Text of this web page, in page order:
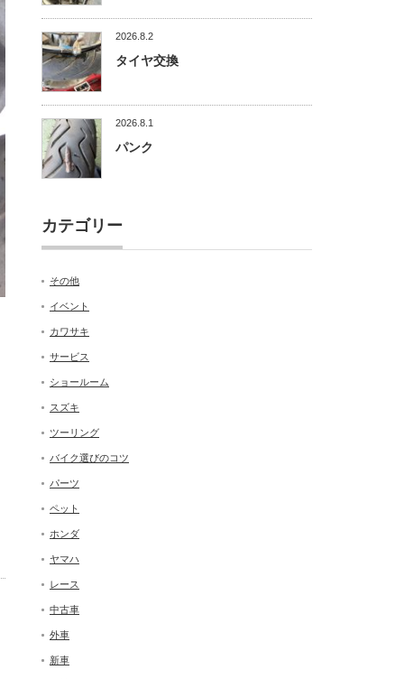
2026.8.2
タイヤ交換
2026.8.1
パンク
カテゴリー
その他
イベント
カワサキ
サービス
ショールーム
スズキ
ツーリング
バイク選びのコツ
パーツ
ペット
ホンダ
ヤマハ
レース
中古車
外車
新車